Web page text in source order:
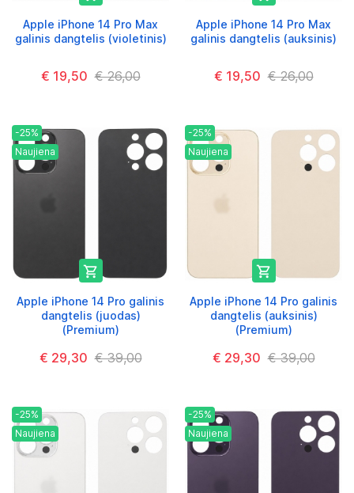
Apple iPhone 14 Pro Max
galinis dangtelis (violetinis)
€ 19,50 € 26,00
Apple iPhone 14 Pro Max
galinis dangtelis (auksinis)
€ 19,50 € 26,00
-25%
Naujiena

Apple iPhone 14 Pro galinis
dangtelis (juodas)
(Premium)
€ 29,30 € 39,00
-25%
Naujiena

Apple iPhone 14 Pro galinis
dangtelis (auksinis)
(Premium)
€ 29,30 € 39,00
-25%
Naujiena
-25%
Naujiena